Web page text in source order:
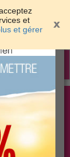
et
et gérer
être bien
×